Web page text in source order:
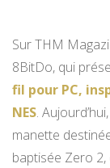
Sur THM
8BitDo, qui
fil pour PC,
NES.
manette
baptisée Zero 2,